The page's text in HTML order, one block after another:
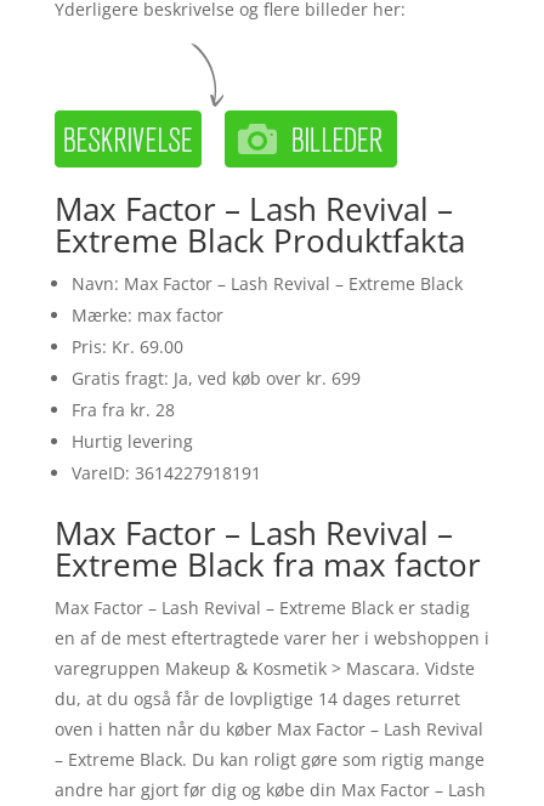
Yderligere beskrivelse og flere billeder her:
Max Factor – Lash Revival –
Extreme Black Produktfakta
Navn: Max Factor – Lash Revival – Extreme Black
Mærke: max factor
Pris: Kr. 69.00
Gratis fragt: Ja, ved køb over kr. 699
Fra fra kr. 28
Hurtig levering
VareID: 3614227918191
Max Factor – Lash Revival –
Extreme Black fra max factor
Max Factor – Lash Revival – Extreme Black er stadig
en af de mest eftertragtede varer her i webshoppen i
varegruppen Makeup & Kosmetik > Mascara. Vidste
du, at du også får de lovpligtige 14 dages returret
oven i hatten når du køber Max Factor – Lash Revival
– Extreme Black. Du kan roligt gøre som rigtig mange
andre har gjort før dig og købe din Max Factor – Lash